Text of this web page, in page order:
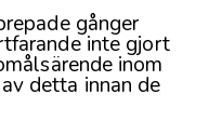
gånger
inte gjort
inom
detta innan de